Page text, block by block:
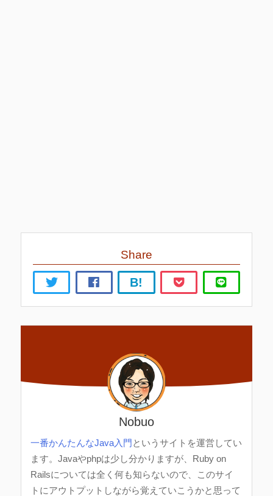
Share
B!
Nobuo
一番かんたんなJava入門 というサイトを運営してい
ます。Javaやphpは少し分かりますが、Ruby on
Railsについては全く何も知らないので、このサイ
トにアウトプットしながら覚えていこうかと思って